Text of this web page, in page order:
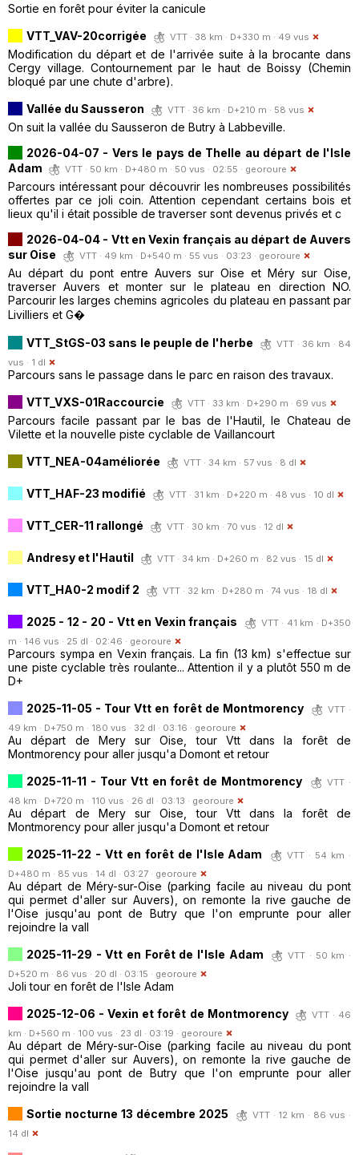
Sortie en forêt pour éviter la canicule
VTT_VAV-20corrigée
VTT · 38 km · D+330 m · 49 vus
Modification du départ et de l'arrivée suite à la brocante dans
Cergy village. Contournement par le haut de Boissy (Chemin
bloqué par une chute d'arbre).
Vallée du Sausseron
VTT · 36 km · D+210 m · 58 vus
On suit la vallée du Sausseron de Butry à Labbeville.
2026-04-07 - Vers le pays de Thelle au départ de l'Isle
Adam
VTT · 50 km · D+480 m · 50 vus · 02:55 · georoure
Parcours intéressant pour découvrir les nombreuses possibilités
offertes par ce joli coin. Attention cependant certains bois et
lieux qu'il i était possible de traverser sont devenus privés et c
2026-04-04 - Vtt en Vexin français au départ de Auvers
sur Oise
VTT · 49 km · D+540 m · 55 vus · 03:23 · georoure
Au départ du pont entre Auvers sur Oise et Méry sur Oise,
traverser Auvers et monter sur le plateau en direction NO.
Parcourir les larges chemins agricoles du plateau en passant par
Livilliers et G�
VTT_StGS-03 sans le peuple de l'herbe
VTT · 36 km · 84
vus · 1 dl
Parcours sans le passage dans le parc en raison des travaux.
VTT_VXS-01Raccourcie
VTT · 33 km · D+290 m · 69 vus
Parcours facile passant par le bas de l'Hautil, le Chateau de
Vilette et la nouvelle piste cyclable de Vaillancourt
VTT_NEA-04améliorée
VTT · 34 km · 57 vus · 8 dl
VTT_HAF-23 modifié VTT · 31 km · D+220 m · 48 vus · 10 dl
VTT_CER-11 rallongé VTT · 30 km · 70 vus · 12 dl
Andresy et l'Hautil VTT · 34 km · D+260 m · 82 vus · 15 dl
VTT_HA0-2 modif 2 VTT · 32 km · D+280 m · 74 vus · 18 dl
2025 - 12 - 20 - Vtt en Vexin français
VTT · 41 km · D+350
m · 146 vus · 25 dl · 02:46 · georoure
Parcours sympa en Vexin français. La fin (13 km) s'effectue sur
une piste cyclable très roulante... Attention il y a plutôt 550 m de
D+
2025-11-05 - Tour Vtt en forêt de Montmorency
VTT ·
49 km · D+750 m · 180 vus · 32 dl · 03:16 · georoure
Au départ de Mery sur Oise, tour Vtt dans la forêt de
Montmorency pour aller jusqu'a Domont et retour
2025-11-11 - Tour Vtt en forêt de Montmorency
VTT ·
48 km · D+720 m · 110 vus · 26 dl · 03:13 · georoure
Au départ de Mery sur Oise, tour Vtt dans la forêt de
Montmorency pour aller jusqu'a Domont et retour
2025-11-22 - Vtt en forêt de l'Isle Adam
VTT · 54 km ·
D+480 m · 85 vus · 14 dl · 03:27 · georoure
Au départ de Méry-sur-Oise (parking facile au niveau du pont
qui permet d'aller sur Auvers), on remonte la rive gauche de
l'Oise jusqu'au pont de Butry que l'on emprunte pour aller
rejoindre la vall
2025-11-29 - Vtt en Forêt de l'Isle Adam
VTT · 50 km ·
D+520 m · 86 vus · 20 dl · 03:15 · georoure
Joli tour en forêt de l'Isle Adam
2025-12-06 - Vexin et forêt de Montmorency
VTT · 46
km · D+560 m · 100 vus · 23 dl · 03:19 · georoure
Au départ de Méry-sur-Oise (parking facile au niveau du pont
qui permet d'aller sur Auvers), on remonte la rive gauche de
l'Oise jusqu'au pont de Butry que l'on emprunte pour aller
rejoindre la vall
Sortie nocturne 13 décembre 2025
VTT · 12 km · 86 vus ·
14 dl